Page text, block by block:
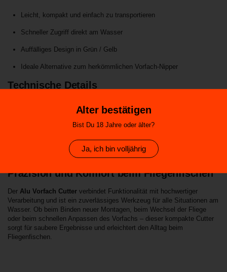
Leicht, kompakt und einfach zu transportieren
Schneller Zugriff direkt am Wasser
Auffälliges Design in Grün / Gelb
Ideale Alternative zum herkömmlichen Vorfach-Nipper
Technische Details
Grün / Gelb
Präzision und Komfort beim Fliegenfischen
Der Alu Vorfach Cutter verbindet Funktionalität mit hochwertiger
Verarbeitung und ist ein zuverlässiges Werkzeug für alle Situationen am
Wasser. Ob beim Binden neuer Montagen, beim Wechsel der Fliege
oder beim schnellen Anpassen des Vorfachs – dieser kompakte Cutter
sorgt für saubere Ergebnisse und erleichtert den Alltag beim
Fliegenfischen.
Alter bestätigen
Bist Du 18 Jahre oder älter?
Ja, ich bin volljährig